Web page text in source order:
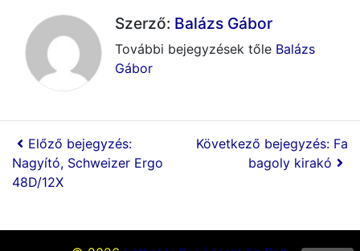
Szerző: Balázs Gábor
További bejegyzések tőle Balázs
Gábor
Előző bejegyzés:
Nagyító, Schweizer Ergo
48D/12X
Következő bejegyzés: Fa
bagoly kirakó